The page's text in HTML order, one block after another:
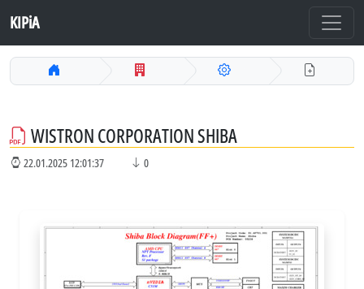
KIPiA
WISTRON CORPORATION SHIBA
22.01.2025 12:01:37 0